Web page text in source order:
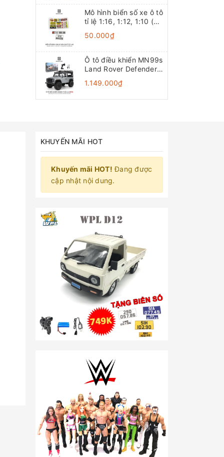
Mô hình biển số xe ô tô
tỉ lệ 1:16, 1:12, 1:10 (Đồ
50.000₫
Ô tô điều khiển MN99s
Land Rover Defender
BIỂN + STICKER]
1.149.000₫
KHUYẾN MÃI HOT
Khuyến mãi HOT! Đang được
cập nhật nội dung.